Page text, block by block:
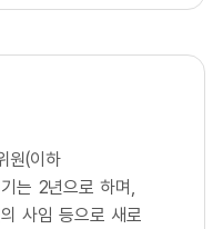
원(이하
는 2년으로 하며,
사임 등으로 새로